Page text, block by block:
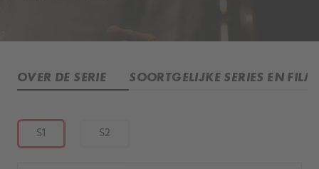
OVER DE SERIE SOORTGELIJKE SERIES EN
S1 S2